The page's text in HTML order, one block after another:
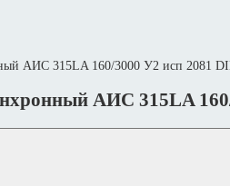
АИС 315LA 160/3000 У2 исп 2081
АИС 315LA